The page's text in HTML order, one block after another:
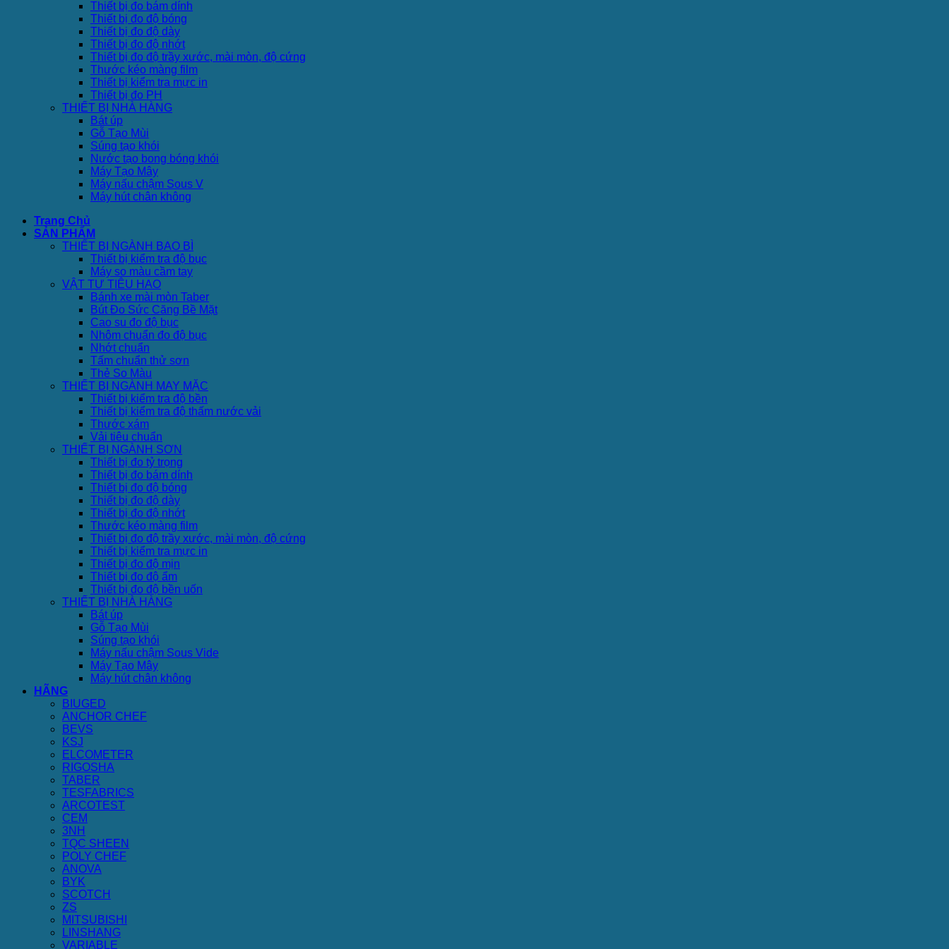
Thiết bị đo bám dính
Thiết bị đo độ bóng
Thiết bị đo độ dày
Thiết bị đo độ nhớt
Thiết bị đo độ trầy xước, mài mòn, độ cứng
Thước kéo màng film
Thiết bị kiểm tra mực in
Thiết bị đo PH
THIẾT BỊ NHÀ HÀNG
Bát úp
Gỗ Tạo Mùi
Súng tạo khói
Nước tạo bong bóng khói
Máy Tạo Mây
Máy nấu chậm Sous V
Máy hút chân không
Trang Chủ
SẢN PHẨM
THIẾT BỊ NGÀNH BAO BÌ
Thiết bị kiểm tra độ bục
Máy so màu cầm tay
VẬT TƯ TIÊU HAO
Bánh xe mài mòn Taber
Bút Đo Sức Căng Bề Mặt
Cao su đo độ bục
Nhôm chuẩn đo độ bục
Nhớt chuẩn
Tấm chuẩn thử sơn
Thẻ So Màu
THIẾT BỊ NGÀNH MAY MẶC
Thiết bị kiểm tra độ bền
Thiết bị kiểm tra độ thấm nước vải
Thước xám
Vải tiêu chuẩn
THIẾT BỊ NGÀNH SƠN
Thiết bị đo tỷ trọng
Thiết bị đo bám dính
Thiết bị đo độ bóng
Thiết bị đo độ dày
Thiết bị đo độ nhớt
Thước kéo màng film
Thiết bị đo độ trầy xước, mài mòn, độ cứng
Thiết bị kiểm tra mực in
Thiết bị đo độ mịn
Thiết bị đo độ ẩm
Thiết bị đo độ bền uốn
THIẾT BỊ NHÀ HÀNG
Bát úp
Gỗ Tạo Mùi
Súng tạo khói
Máy nấu chậm Sous Vide
Máy Tạo Mây
Máy hút chân không
HÃNG
BIUGED
ANCHOR CHEF
BEVS
KSJ
ELCOMETER
RIGOSHA
TABER
TESFABRICS
ARCOTEST
CEM
3NH
TQC SHEEN
POLY CHEF
ANOVA
BYK
SCOTCH
ZS
MITSUBISHI
LINSHANG
VARIABLE